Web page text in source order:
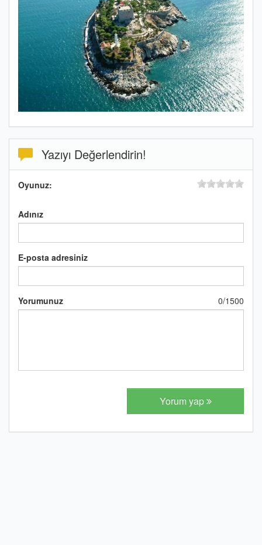
Yazıyı Değerlendirin!
Oyunuz:
Adınız
E-posta adresiniz
Yorumunuz 0/1500
Yorum yap